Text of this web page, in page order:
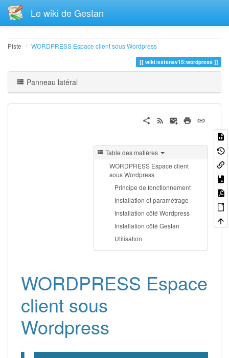
Le wiki de Gestan
Piste WORDPRESS Espace client sous Wordpress
wiki:extensv15:wordpress
Panneau latéral
Table des matières
WORDPRESS Espace client
sous Wordpress
Principe de fonctionnement
Installation et paramétrage
Installation côté Wordpress
Installation côté Gestan
Utilisation
WORDPRESS Espace
client sous
Wordpress